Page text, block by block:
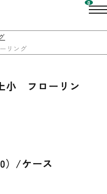
リング
小 フローリン
）/ケース